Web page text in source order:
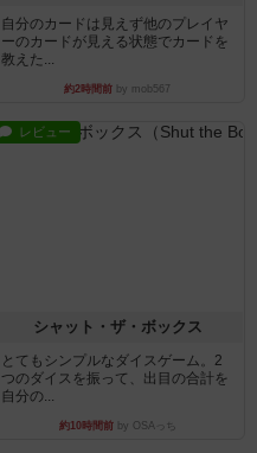
自分のカードは見えず他のプレイヤ
ーのカードが見える状態でカードを
教えた...
約2時間前 by mob567
レビュー
シャット・ザ・ボックス
とてもシンプルなダイスゲーム。2
つのダイスを振って、出目の合計を
自分の...
約10時間前by OSAっち